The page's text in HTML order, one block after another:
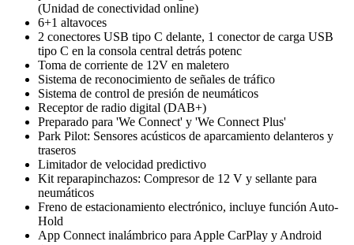
(Unidad de conectividad online)
6+1 altavoces
2 conectores USB tipo C delante, 1 conector de carga USB
tipo C en la consola central detrás potenc
Toma de corriente de 12V en maletero
Sistema de reconocimiento de señales de tráfico
Sistema de control de presión de neumáticos
Receptor de radio digital (DAB+)
Preparado para 'We Connect' y 'We Connect Plus'
Park Pilot: Sensores acústicos de aparcamiento delanteros y
traseros
Limitador de velocidad predictivo
Kit reparapinchazos: Compresor de 12 V y sellante para
neumáticos
Freno de estacionamiento electrónico, incluye función Auto-
Hold
App Connect inalámbrico para Apple CarPlay y Android